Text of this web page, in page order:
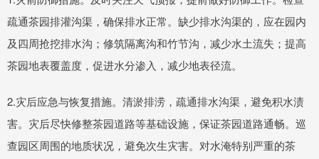
疏通茶园排灌沟渠，确保排水正常。缺少排水沟渠的，应在园内
及四周抢挖排水沟；修筑隔离沟和竹节沟，减少水土流失；提高
茶园地表覆盖度，促进水分渗入，减少地表径流。
2.灾后应急与恢复措施。清淤排涝，疏通排水沟渠，避免积水渍
害。灾后尽快修整茶园道路等基础设施，保证茶园道路通畅。巡
查园区周围的地质状况，避免次生灾害。对水淹特别严重的茶